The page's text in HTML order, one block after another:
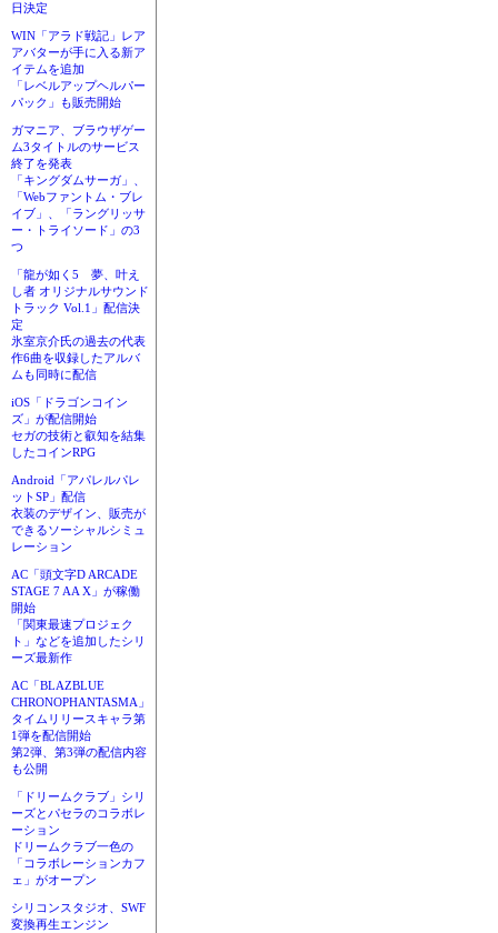
日決定
WIN「アラド戦記」レア
アバターが手に入る新ア
イテムを追加
「レベルアップヘルパー
パック」も販売開始
ガマニア、ブラウザゲー
ム3タイトルのサービス
終了を発表
「キングダムサーガ」、
「Webファントム・ブレ
イブ」、「ラングリッサ
ー・トライソード」の3
つ
「龍が如く5 夢、叶え
し者 オリジナルサウンド
トラック Vol.1」配信決
定
氷室京介氏の過去の代表
作6曲を収録したアルバ
ムも同時に配信
iOS「ドラゴンコイン
ズ」が配信開始
セガの技術と叡知を結集
したコインRPG
Android「アパレルパレ
ットSP」配信
衣装のデザイン、販売が
できるソーシャルシミュ
レーション
AC「頭文字D ARCADE
STAGE 7 AA X」が稼働
開始
「関東最速プロジェク
ト」などを追加したシリ
ーズ最新作
AC「BLAZBLUE
CHRONOPHANTASMA」
タイムリリースキャラ第
1弾を配信開始
第2弾、第3弾の配信内容
も公開
「ドリームクラブ」シリ
ーズとパセラのコラボレ
ーション
ドリームクラブ一色の
「コラボレーションカフ
ェ」がオープン
シリコンスタジオ、SWF
変換再生エンジン